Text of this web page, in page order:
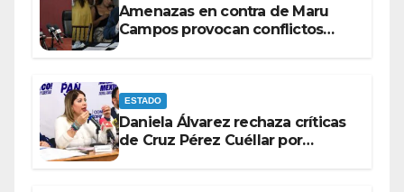
Amenazas en contra de Maru
Campos provocan conflictos
ESTADO
Daniela Álvarez rechaza críticas
de Cruz Pérez Cuéllar por